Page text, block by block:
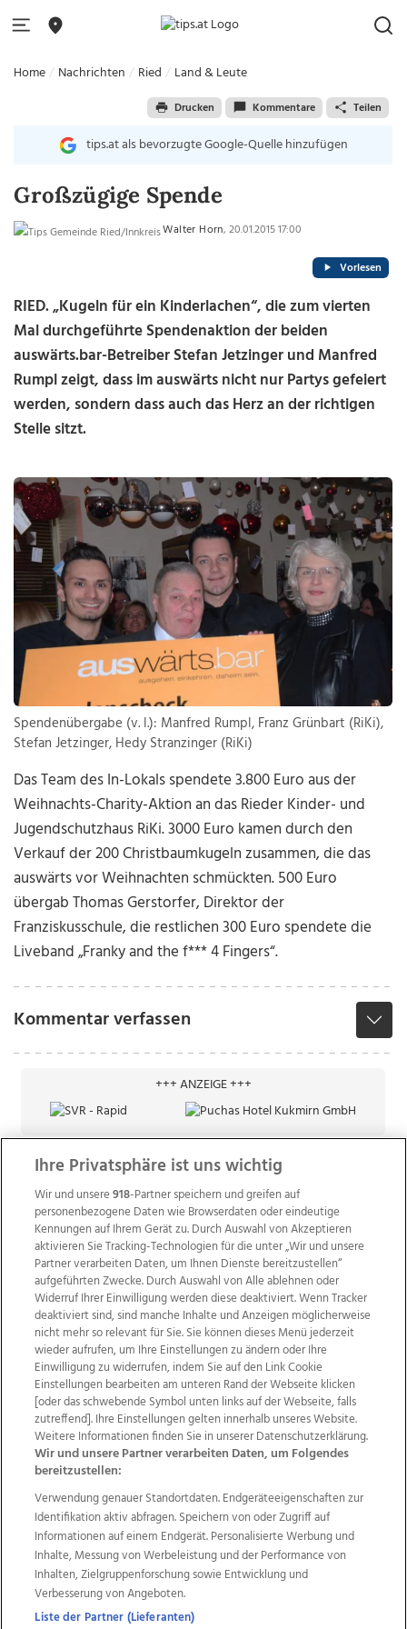
Home Nachrichten Ried Land & Leute
Drucken Kommentare Teilen
tips.at als bevorzugte Google-Quelle hinzufügen
Großzügige Spende
Walter Horn, 20.01.2015 17:00
Vorlesen
RIED. „Kugeln für ein Kinderlachen“, die zum vierten
Mal durchgeführte Spendenaktion der beiden
auswärts.bar-Betreiber Stefan Jetzinger und Manfred
Rumpl zeigt, dass im auswärts nicht nur Partys gefeiert
werden, sondern dass auch das Herz an der richtigen
Stelle sitzt.
Spendenübergabe (v. l.): Manfred Rumpl, Franz Grünbart (RiKi),
Stefan Jetzinger, Hedy Stranzinger (RiKi)
Das Team des In-Lokals spendete 3.800 Euro aus der
Weihnachts-Charity-Aktion an das Rieder Kinder- und
Jugendschutzhaus RiKi. 3000 Euro kamen durch den
Verkauf der 200 Christbaumkugeln zusammen, die das
auswärts vor Weihnachten schmückten. 500 Euro
übergab Thomas Gerstorfer, Direktor der
Franziskusschule, die restlichen 300 Euro spendete die
Liveband „Franky and the f*** 4 Fingers“.
Kommentar verfassen
+++ ANZEIGE +++
Wir über uns Mediadaten Kontakt
Jobs
Datenschutz
Impressum
AGB Anzeigekunden
AGB Website
Ehrenkodex Politische Werbung
Weitere Angebote des Medienhauses Wimmer
TV1 di-mog-i.at OÖNow
Ischler Woche
Life Radio
OÖNachrichten
OÖN Immobilien
OÖN Karriere
OÖN Reise
Promenaden Galerien
Regionaljobs
wasistlos.at wirtrauern.at
Ihre Privatsphäre ist uns wichtig
Wir und unsere918-Partner speichern und greifen auf
personenbezogene Daten wie Browserdaten oder eindeutige
Kennungen auf Ihrem Gerät zu. Durch Auswahl von Akzeptieren
aktivieren Sie Tracking-Technologien für die unter „Wir und unsere
Partner verarbeiten Daten, um Ihnen Dienste bereitzustellen“
aufgeführten Zwecke. Durch Auswahl von Alle ablehnen oder
Widerruf Ihrer Einwilligung werden diese deaktiviert. Wenn Tracker
deaktiviert sind, sind manche Inhalte und Anzeigen möglicherweise
nicht mehr so relevant für Sie. Sie können dieses Menü jederzeit
wieder aufrufen, um Ihre Einstellungen zu ändern oder Ihre
Einwilligung zu widerrufen, indem Sie auf den Link Cookie
Einstellungen bearbeiten am unteren Rand der Webseite klicken
[oder das schwebende Symbol unten links auf der Webseite, falls
zutreffend]. Ihre Einstellungen gelten innerhalb unseres Website.
Weitere Informationen finden Sie in unserer Datenschutzerklärung.
Wir und unsere Partner verarbeiten Daten, um Folgendes
bereitzustellen:
Verwendung genauer Standortdaten. Endgeräteeigenschaften zur
Identifikation aktiv abfragen. Speichern von oder Zugriff auf
Informationen auf einem Endgerät. Personalisierte Werbung und
Inhalte, Messung von Werbeleistung und der Performance von
Inhalten, Zielgruppenforschung sowie Entwicklung und
Verbesserung von Angeboten.
Liste der Partner (Lieferanten)